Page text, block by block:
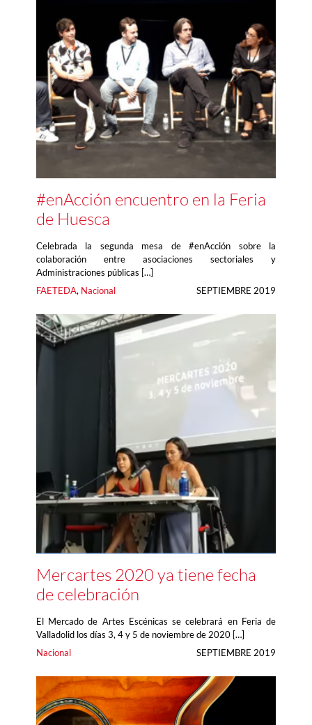
#enAcción encuentro en la Feria
de Huesca
Celebrada la segunda mesa de #enAcción sobre la
colaboración entre asociaciones sectoriales y
Administraciones públicas […]
FAETEDA, Nacional SEPTIEMBRE 2019
Mercartes 2020 ya tiene fecha
de celebración
El Mercado de Artes Escénicas se celebrará en Feria de
Valladolid los días 3, 4 y 5 de noviembre de 2020 […]
Nacional
SEPTIEMBRE 2019